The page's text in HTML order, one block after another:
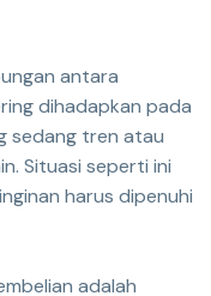
antara
dihadapkan pada
sedang tren atau
Situasi seperti ini
harus dipenuhi
adalah